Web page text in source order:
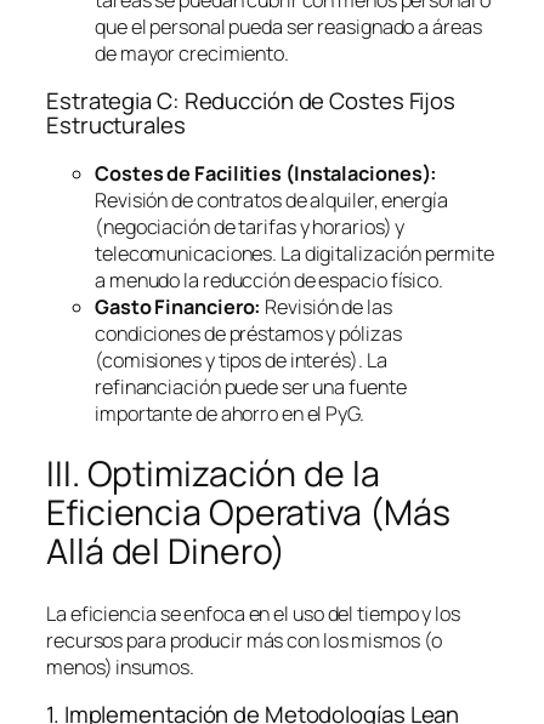
que el personal pueda ser reasignado a áreas
de mayor crecimiento.
Estrategia C: Reducción de Costes Fijos
Estructurales
Costes de Facilities (Instalaciones):
Revisión de contratos de alquiler, energía
(negociación de tarifas y horarios) y
telecomunicaciones. La digitalización permite
a menudo la reducción de espacio físico.
Gasto Financiero: Revisión de las
condiciones de préstamos y pólizas
(comisiones y tipos de interés). La
refinanciación puede ser una fuente
importante de ahorro en el PyG.
III. Optimización de la
Eficiencia Operativa (Más
Allá del Dinero)
La eficiencia se enfoca en el uso del tiempo y los
recursos para producir más con los mismos (o
menos) insumos.
1. Implementación de Metodologías Lean